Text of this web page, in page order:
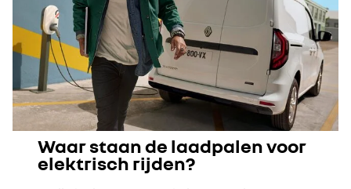
Waar staan de laadpalen voor
elektrisch rijden?